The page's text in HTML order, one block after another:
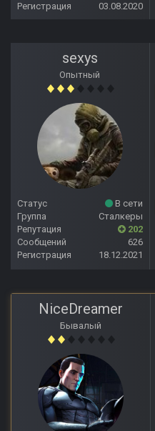
Регистрация
03.08.2020
sexys
Опытный
Статус
В сети
Группа
Сталкеры
Репутация
202
Сообщений
626
Регистрация
18.12.2021
NiceDreamer
Бывалый